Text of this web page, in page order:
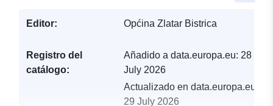
Editor: Općina Zlatar Bistrica
Registro del
catálogo:
Añadido a data.europa.eu: 28
July 2026
Actualizado en data.europa.eu:
29 July 2026